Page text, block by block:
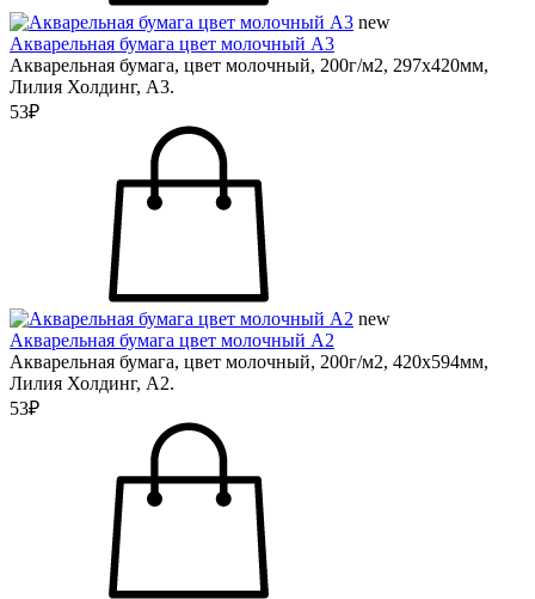
new
Акварельная бумага цвет молочный А3
Акварельная бумага, цвет молочный, 200г/м2, 297х420мм,
Лилия Холдинг, А3.
53₽
new
Акварельная бумага цвет молочный А2
Акварельная бумага, цвет молочный, 200г/м2, 420х594мм,
Лилия Холдинг, А2.
53₽